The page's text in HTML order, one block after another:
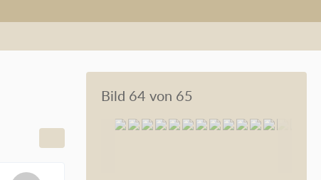
Bild 64 von 65